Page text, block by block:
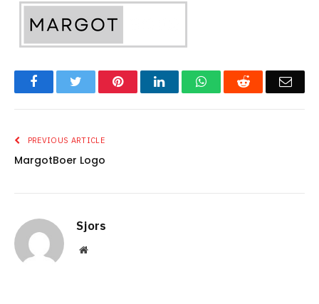
FacebookTwitter PinterestLinkedInWhatsAppReddit
PREVIOUS ARTICLE
MargotBoer Logo
Sjors
Website